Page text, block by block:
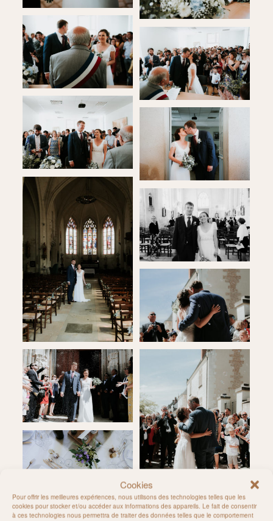
Cookies
Pour offrir les meilleures expériences, nous utilisons des technologies telles que les
cookies pour stocker et/ou accéder aux informations des appareils. Le fait de consentir
à ces technologies nous permettra de traiter des données telles que le comportement